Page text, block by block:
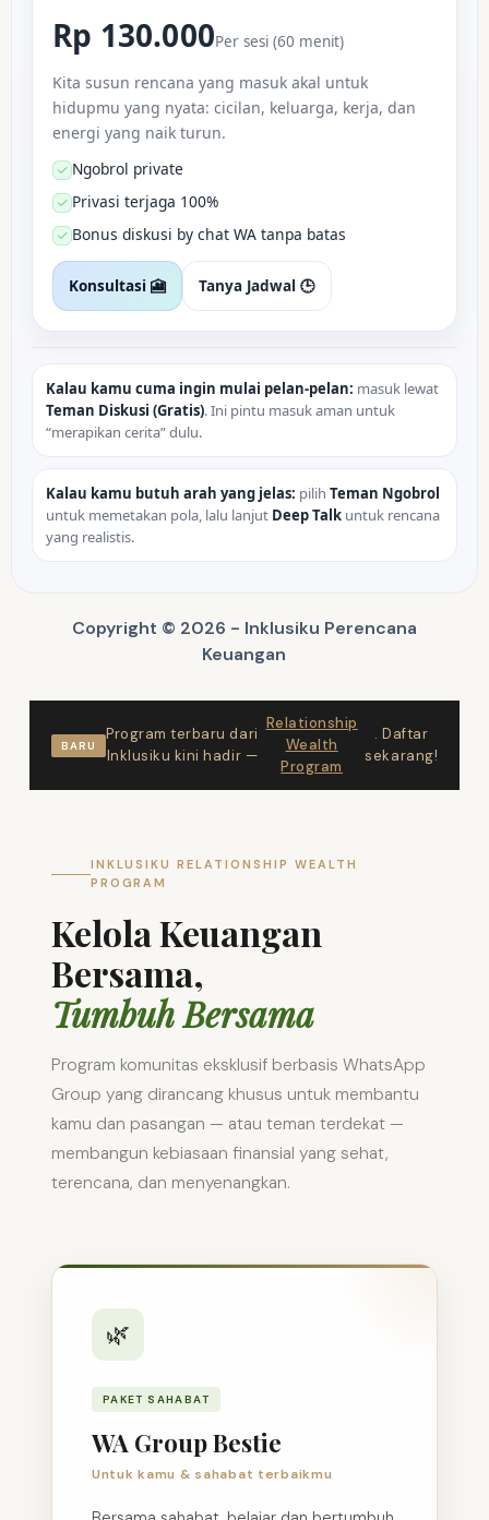
Rp 130.000Per sesi (60 menit)
Kita susun rencana yang masuk akal untuk
hidupmu yang nyata: cicilan, keluarga, kerja, dan
energi yang naik turun.
Ngobrol private
Privasi terjaga 100%
Bonus diskusi by chat WA tanpa batas
Konsultasi 🎦 Tanya Jadwal 🕒
Kalau kamu cuma ingin mulai pelan-pelan: masuk lewat
Teman Diskusi (Gratis). Ini pintu masuk aman untuk
“merapikan cerita” dulu.
Kalau kamu butuh arah yang jelas: pilih Teman Ngobrol
untuk memetakan pola, lalu lanjut Deep Talk untuk rencana
yang realistis.
Copyright © 2026 - Inklusiku Perencana
Keuangan
BARU
Program terbaru dari
Inklusiku kini hadir —
Relationship
Wealth
Program
. Daftar
sekarang!
INKLUSIKU RELATIONSHIP WEALTH
PROGRAM
Kelola Keuangan
Bersama,
Tumbuh Bersama
Program komunitas eksklusif berbasis WhatsApp
Group yang dirancang khusus untuk membantu
kamu dan pasangan — atau teman terdekat —
membangun kebiasaan finansial yang sehat,
terencana, dan menyenangkan.
🌿
PAKET SAHABAT
WA Group Bestie
Untuk kamu & sahabat terbaikmu